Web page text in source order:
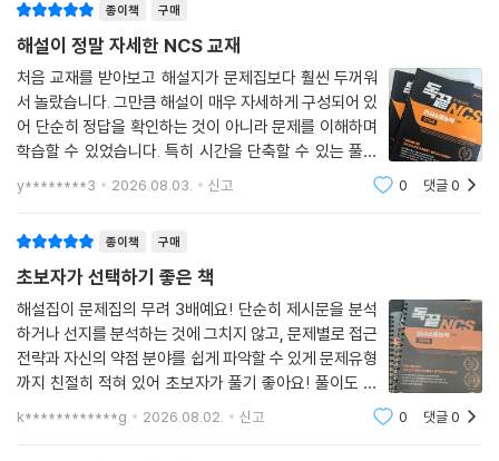
종이책 구매
해설이 정말 자세한 NCS 교재
처음 교재를 받아보고 해설지가 문제집보다 훨씬 두꺼워
서 놀랐습니다. 그만큼 해설이 매우 자세하게 구성되어 있
어 단순히 정답을 확인하는 것이 아니라 문제를 이해하며
학습할 수 있었습니다. 특히 시간을 단축할 수 있는 풀이
법과 핵심 포인트를 함께 알려주어 실전 대비에 많은 도움
이 되었습니다. 또한 지문을 효율적으로 분석하는 방법까
y********3 2026.08.03. 신고 0 댓글0
종이책 구매
초보자가 선택하기 좋은 책
해설집이 문제집의 무려 3배예요! 단순히 제시문을 분석
하거나 선지를 분석하는 것에 그치지 않고, 문제별로 접근
전략과 자신의 약점 분야를 쉽게 파악할 수 있게 문제유형
까지 친절히 적혀 있어 초보자가 풀기 좋아요! 풀이도 선
지 먼저, 지문 먼저 두 가지 경우로 나눠서 풀이해주니 더
다양한 풀이를 접할 수 있는 동시에 효율적인 풀이을 선택
k************g 2026.08.02. 신고 0 댓글0